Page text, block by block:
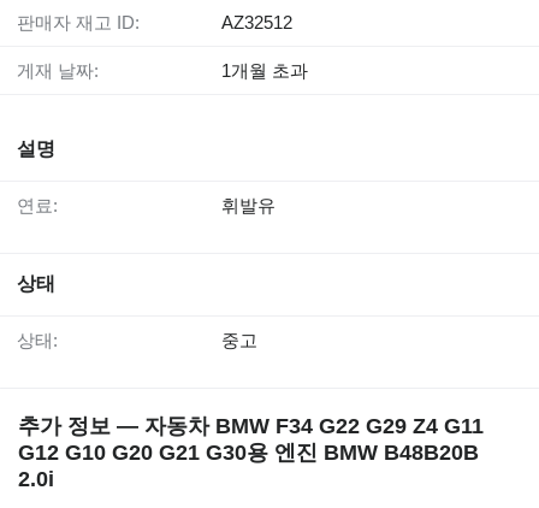
판매자 재고 ID: AZ32512
게재 날짜: 1개월 초과
설명
연료: 휘발유
상태
상태: 중고
추가 정보 — 자동차 BMW F34 G22 G29 Z4 G11
G12 G10 G20 G21 G30용 엔진 BMW B48B20B
2.0i